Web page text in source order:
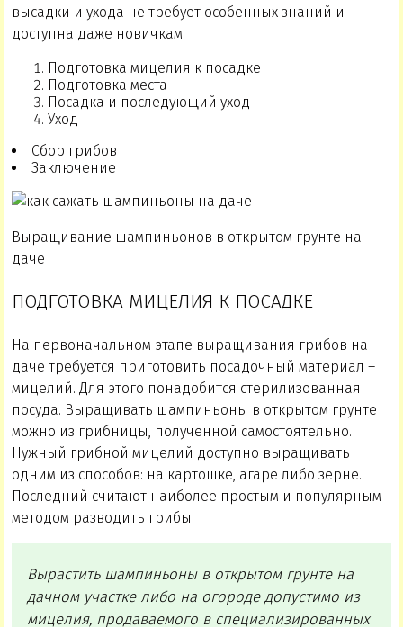
высадки и ухода не требует особенных знаний и
доступна даже новичкам.
Подготовка мицелия к посадке
Подготовка места
Посадка и последующий уход
Уход
Сбор грибов
Заключение
Выращивание шампиньонов в открытом грунте на
даче
ПОДГОТОВКА МИЦЕЛИЯ К ПОСАДКЕ
На первоначальном этапе выращивания грибов на
даче требуется приготовить посадочный материал –
мицелий. Для этого понадобится стерилизованная
посуда. Выращивать шампиньоны в открытом грунте
можно из грибницы, полученной самостоятельно.
Нужный грибной мицелий доступно выращивать
одним из способов: на картошке, агаре либо зерне.
Последний считают наиболее простым и популярным
методом разводить грибы.
Вырастить шампиньоны в открытом грунте на
дачном участке либо на огороде допустимо из
мицелия, продаваемого в специализированных